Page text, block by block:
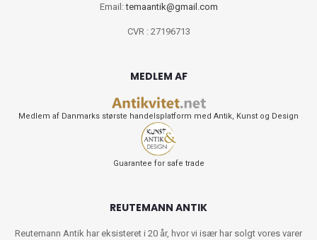
Email:temaantik@gmail.com
CVR : 27196713
MEDLEM AF
Medlem af Danmarks største handelsplatform med Antik, Kunst og Design
Guarantee for safe trade
REUTEMANN ANTIK
Reutemann Antik har eksisteret i 20 år, hvor vi især har solgt vores varer